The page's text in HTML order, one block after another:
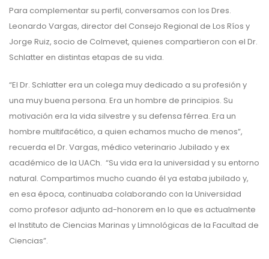
Para complementar su perfil, conversamos con los Dres.
Leonardo Vargas, director del Consejo Regional de Los Ríos y
Jorge Ruiz, socio de Colmevet, quienes compartieron con el Dr.
Schlatter en distintas etapas de su vida.
“El Dr. Schlatter era un colega muy dedicado a su profesión y
una muy buena persona. Era un hombre de principios. Su
motivación era la vida silvestre y su defensa férrea. Era un
hombre multifacético, a quien echamos mucho de menos”,
recuerda el Dr. Vargas, médico veterinario Jubilado y ex
académico de la UACh. “Su vida era la universidad y su entorno
natural. Compartimos mucho cuando él ya estaba jubilado y,
en esa época, continuaba colaborando con la Universidad
como profesor adjunto ad-honorem en lo que es actualmente
el Instituto de Ciencias Marinas y Limnológicas de la Facultad de
Ciencias”.